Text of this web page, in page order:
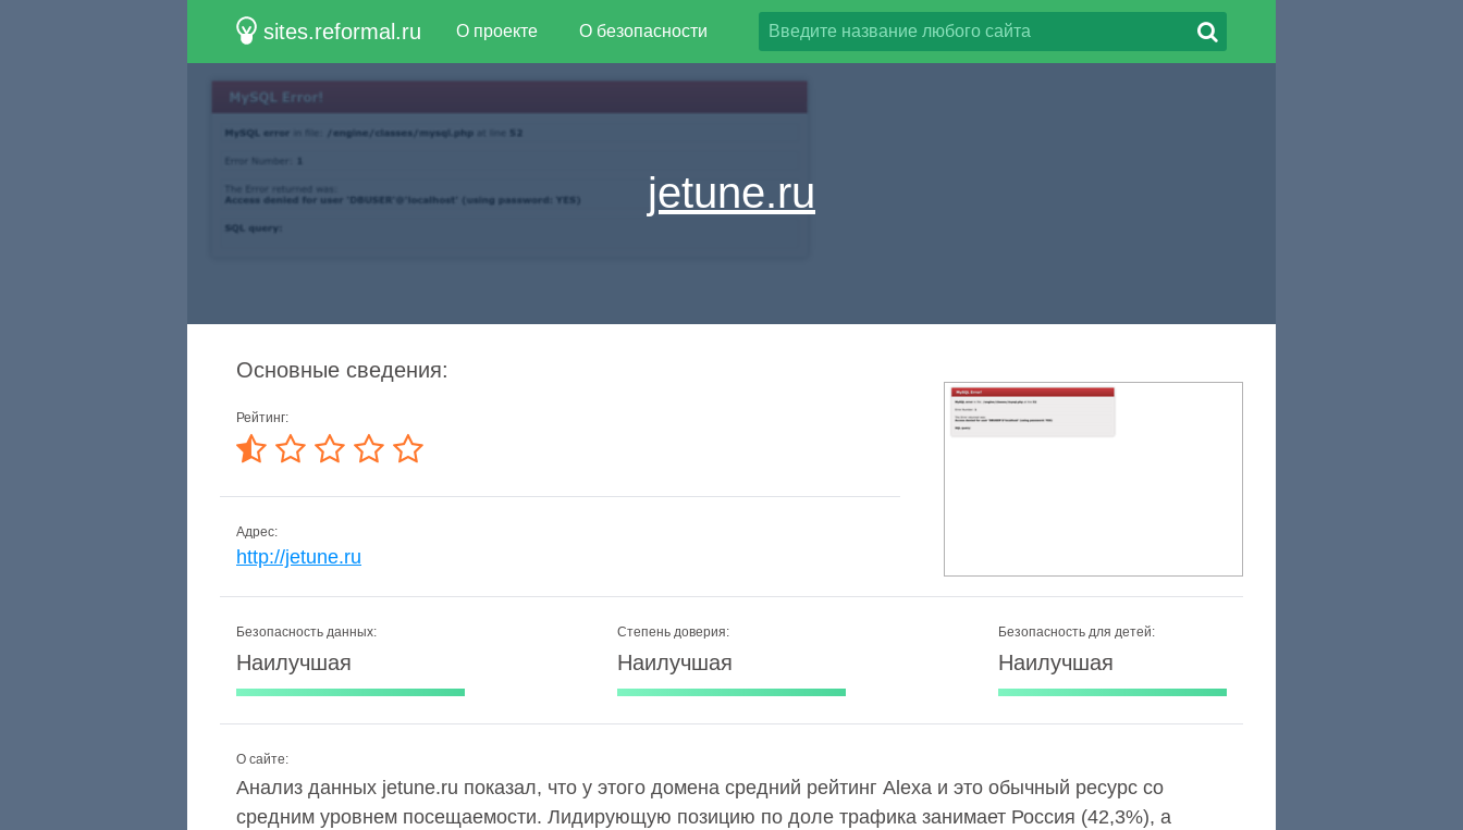
sites.reformal.ru О проекте О безопасности
jetune.ru
Основные сведения:
Рейтинг:
Адрес:
http://jetune.ru
Безопасность данных:
Наилучшая
Степень доверия:
Наилучшая
Безопасность для детей:
Наилучшая
О сайте:
Анализ данных jetune.ru показал, что у этого домена средний рейтинг Alexa и это обычный ресурс со
средним уровнем посещаемости. Лидирующую позицию по доле трафика занимает Россия (42,3%), а